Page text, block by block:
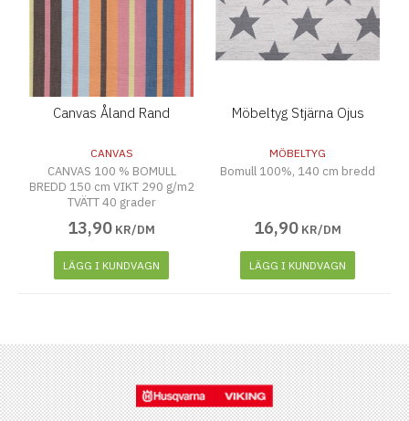
Canvas Åland Rand
CANVAS
CANVAS 100 % BOMULL
BREDD 150 cm VIKT 290 g/m2
TVÄTT 40 grader
13,90 KR/DM
LÄGG I KUNDVAGN
Möbeltyg Stjärna Ojus
MÖBELTYG
Bomull 100%, 140 cm bredd
16,90 KR/DM
LÄGG I KUNDVAGN